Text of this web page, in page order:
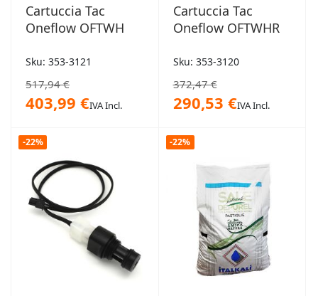
Cartuccia Tac
Oneflow OFTWH
Sku: 353-3121
517,94 €
403,99 €IVA Incl.
Cartuccia Tac
Oneflow OFTWHR
Sku: 353-3120
372,47 €
290,53 €IVA Incl.
-22% -22%